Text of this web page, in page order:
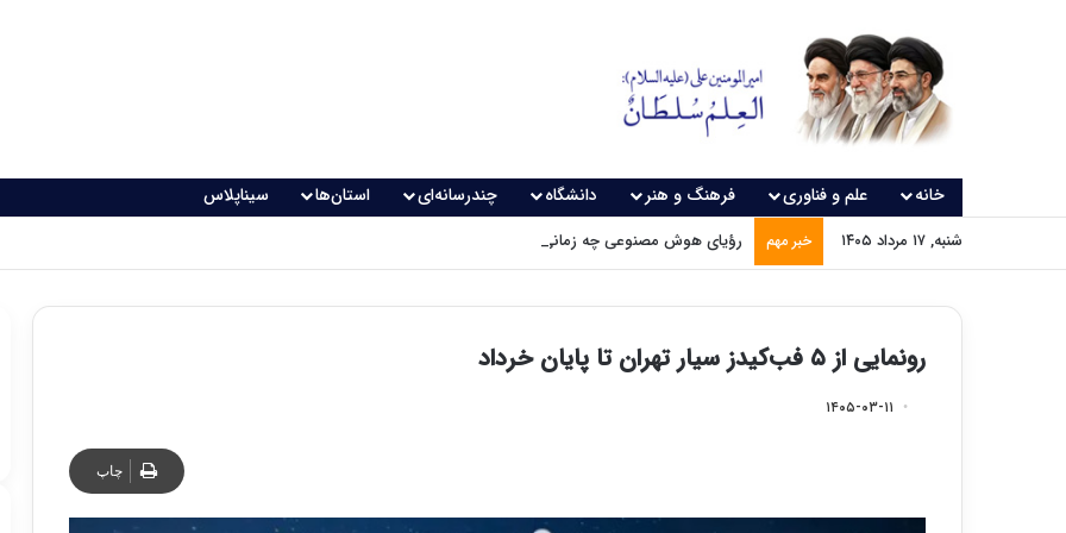
خانه علم و فناوری فرهنگ و هنر دانشگاه چندرسانه‌ای استان‌ها سیناپلاس
شنبه, ۱۷ مرداد ۱۴۰۵ خبر مهم رؤیای هوش مصنوعی چه زمانی واقعی می‌شود؟
رونمایی از ۵ فب‌کیدز سیار تهران تا پایان خرداد
۱۴۰۵-۰۳-۱۱
چاپ